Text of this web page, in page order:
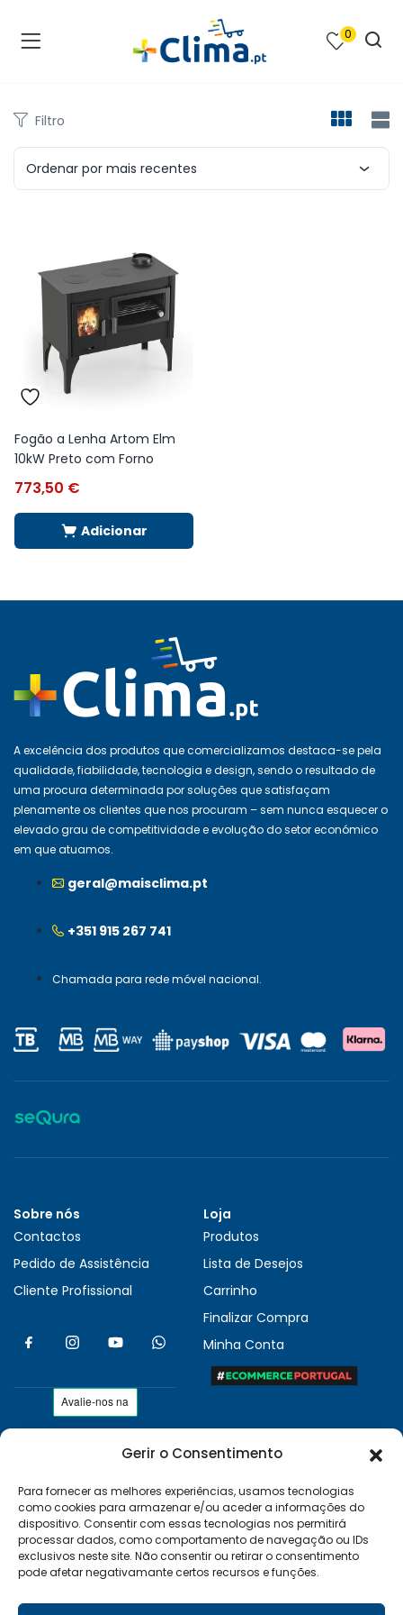
e Barbecues )
renováveis )
Gerir o Consentimento
Para fornecer as melhores experiências, usamos tecnologias
como cookies para armazenar e/ou aceder a informações do
dispositivo. Consentir com essas tecnologias nos permitirá
processar dados, como comportamento de navegação ou IDs
exclusivos neste site. Não consentir ou retirar o consentimento
pode afetar negativamante certos recursos e funções.
0
Filtro
Ordenar por mais recentes
Fogão a Lenha Artom Elm
10kW Preto com Forno
773,50 €
Adicionar
A excelência dos produtos que comercializamos destaca-se pela
qualidade, fiabilidade, tecnologia e design, sendo o resultado de
uma procura determinada por soluções que satisfaçam
plenamente os clientes que nos procuram – sem nunca esquecer o
elevado grau de competitividade e evolução do setor económico
em que atuamos.
geral@maisclima.pt
+351 915 267 741
Chamada para rede móvel nacional.
Sobre nós
Contactos
Pedido de Assistência
Cliente Profissional
Loja
Produtos
Lista de Desejos
Carrinho
Finalizar Compra
Minha Conta
As nossas condições
Políticas de Privacidade
Termos e Condições
Entregas e Devoluções
Livro de Reclamações